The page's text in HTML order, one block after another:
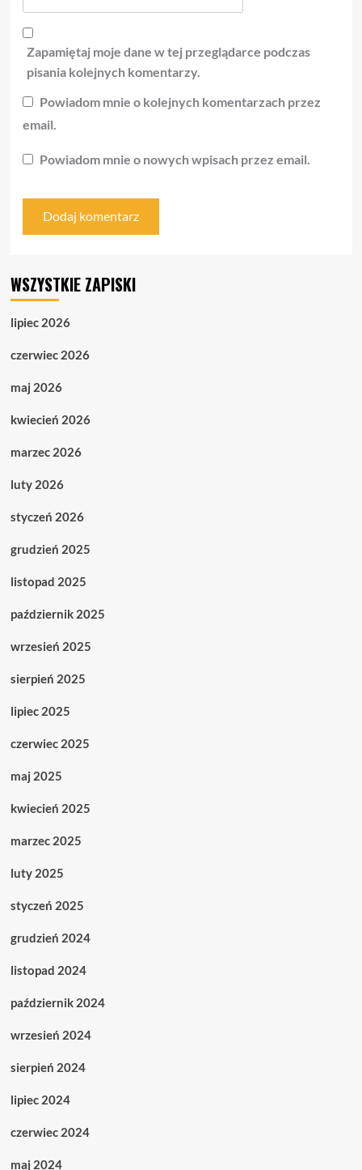
Zapamiętaj moje dane w tej przeglądarce podczas
pisania kolejnych komentarzy.
Powiadom mnie o kolejnych komentarzach przez
email.
Powiadom mnie o nowych wpisach przez email.
WSZYSTKIE ZAPISKI
lipiec 2026
czerwiec 2026
maj 2026
kwiecień 2026
marzec 2026
luty 2026
styczeń 2026
grudzień 2025
listopad 2025
październik 2025
wrzesień 2025
sierpień 2025
lipiec 2025
czerwiec 2025
maj 2025
kwiecień 2025
marzec 2025
luty 2025
styczeń 2025
grudzień 2024
listopad 2024
październik 2024
wrzesień 2024
sierpień 2024
lipiec 2024
czerwiec 2024
maj 2024